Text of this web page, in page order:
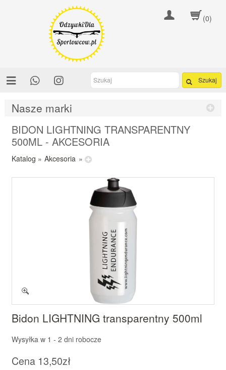
(0)
Szukaj
Nasze marki
BIDON LIGHTNING TRANSPARENTNY
500ML - AKCESORIA
Katalog » Akcesoria »
Bidon LIGHTNING transparentny 500ml
Wysyłka w 1 - 2 dni robocze
Cena 13,50zł